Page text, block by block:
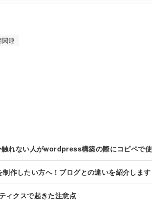
連
れない人がwordpress構築の際にコピペで
作したい方へ！ブログとの違いを紹介します
ィクスで起きた注意点